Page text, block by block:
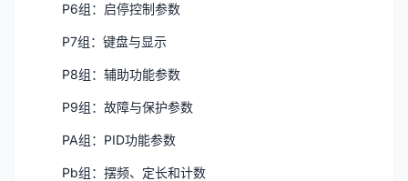
P6组：启停控制参数
P7组：键盘与显示
P8组：辅助功能参数
P9组：故障与保护参数
PA组：PID功能参数
Pb组：摆频、定长和计数